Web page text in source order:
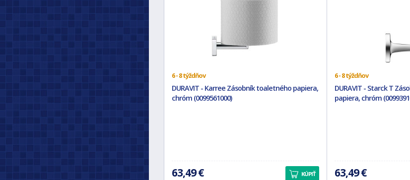
6 - 8 týždňov
DURAVIT - Karree Zásobník toaletného papiera,
chróm (0099561000)
63,49 € KÚPIŤ
6 - 8 týždňov
DURAVIT - Starck T
papiera, chróm
63,49 €